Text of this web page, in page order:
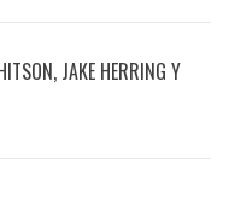
JAKE HERRING Y